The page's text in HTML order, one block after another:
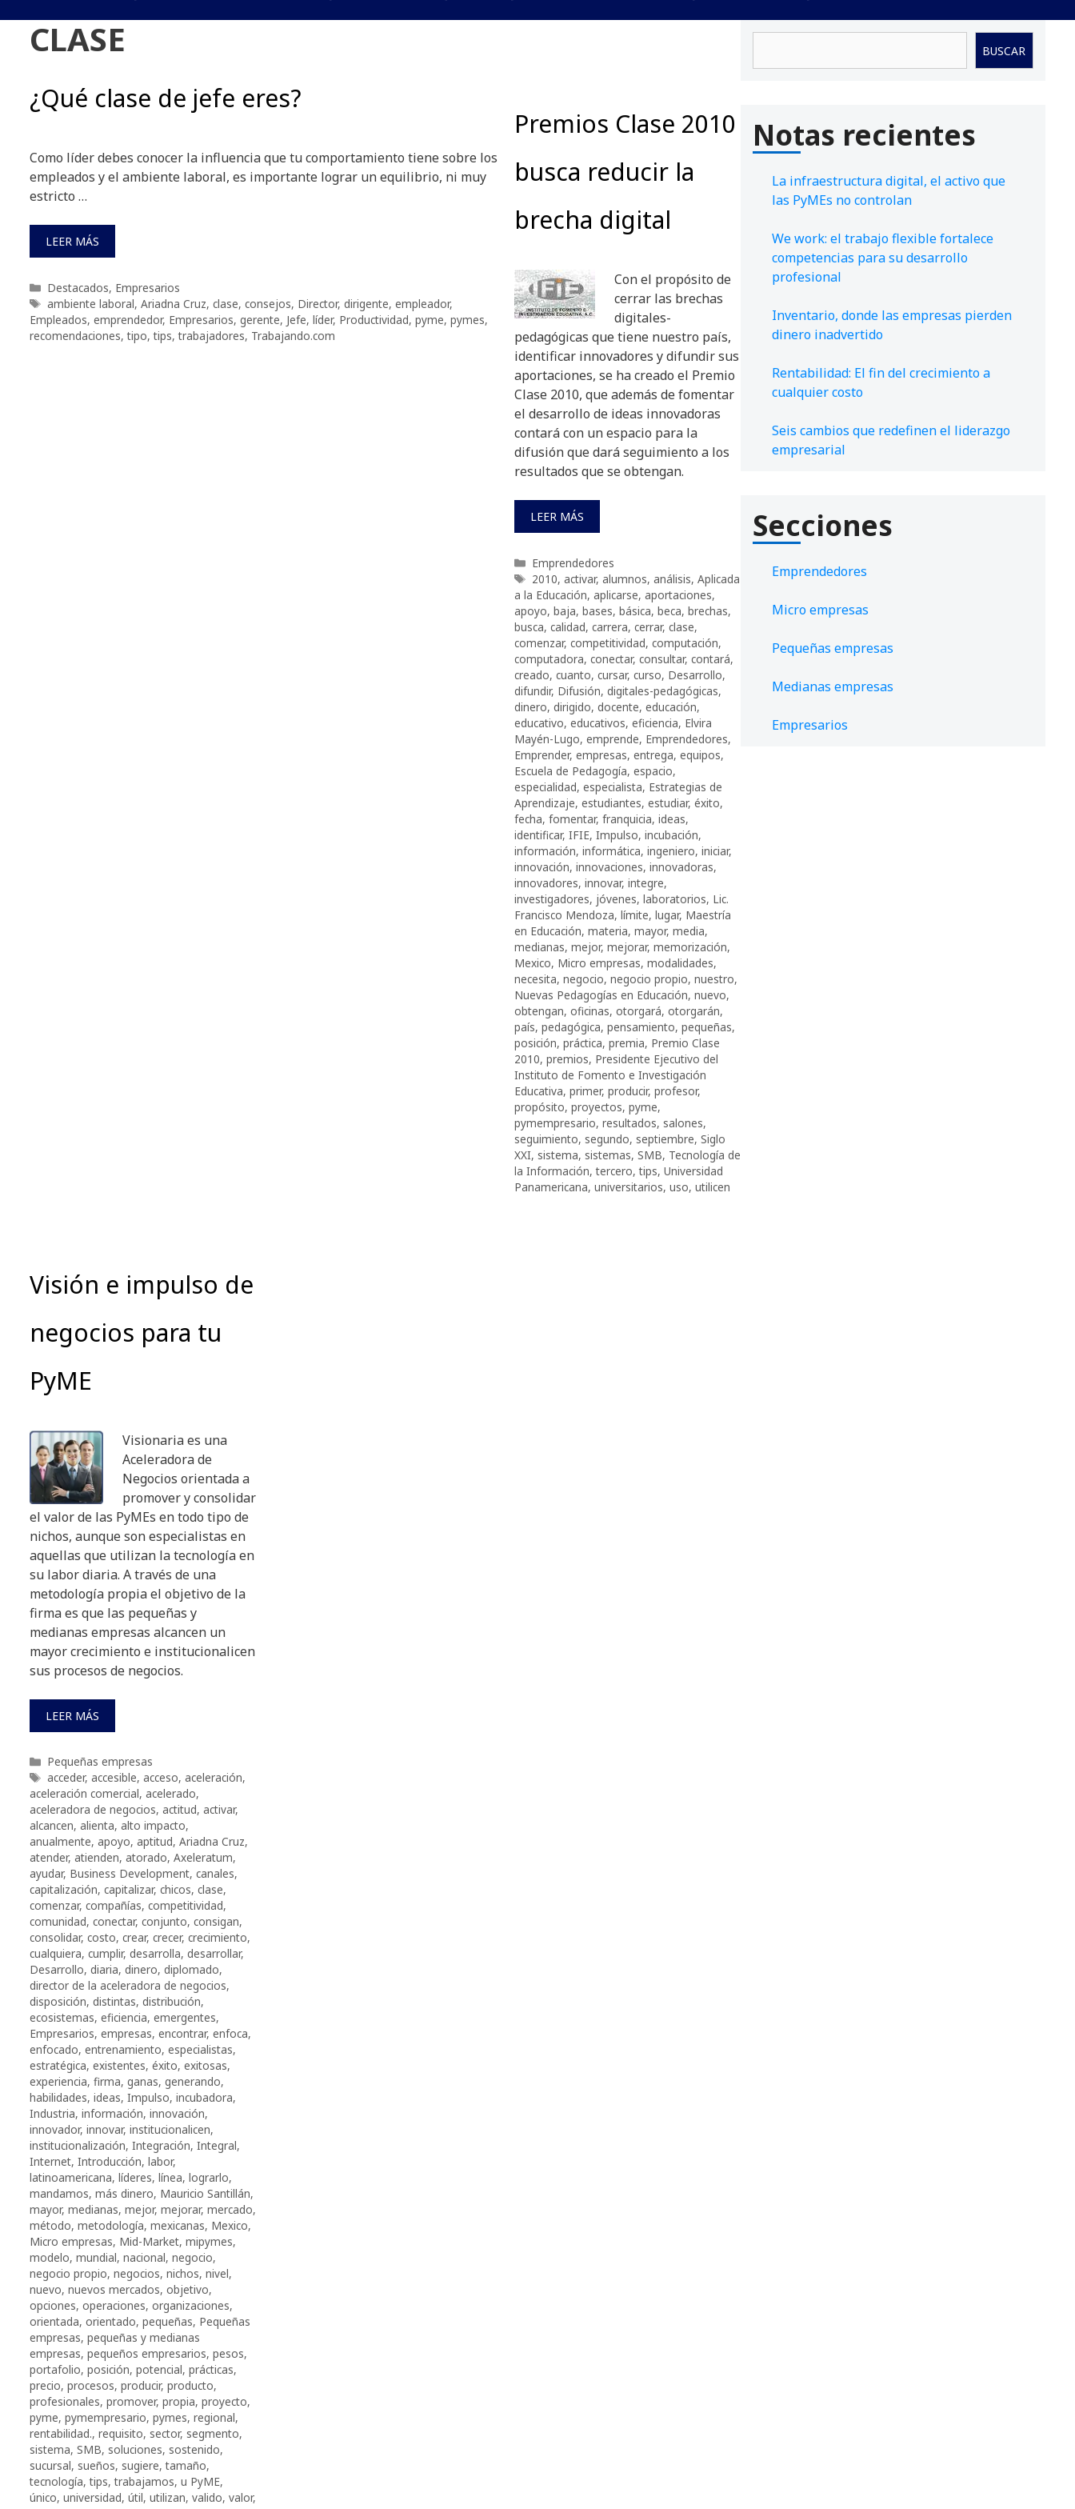
CLASE
¿Qué clase de jefe eres?
Como líder debes conocer la influencia que tu comportamiento tiene sobre los
empleados y el ambiente laboral, es importante lograr un equilibrio, ni muy
estricto …
LEER MÁS
Categorías
Destacados, Empresarios
Etiquetas
ambiente laboral, Ariadna Cruz, clase, consejos, Director, dirigente, empleador,
Empleados, emprendedor, Empresarios, gerente, Jefe, líder, Productividad, pyme, pymes,
recomendaciones,tipo,tips,trabajadores, Trabajando.com
Premios Clase 2010
busca reducir la
brecha digital
Con el propósito de
cerrar las brechas
digitales-
pedagógicas que tiene nuestro país,
identificar innovadores y difundir sus
aportaciones, se ha creado el Premio
Clase 2010, que además de fomentar
el desarrollo de ideas innovadoras
contará con un espacio para la
difusión que dará seguimiento a los
resultados que se obtengan.
LEER MÁS
Categorías
Emprendedores
Etiquetas
2010, activar, alumnos, análisis, Aplicada
a la Educación, aplicarse, aportaciones,
apoyo, baja, bases, básica, beca, brechas,
busca, calidad, carrera, cerrar, clase,
comenzar, competitividad, computación,
computadora, conectar, consultar, contará,
creado, cuanto, cursar, curso, Desarrollo,
difundir, Difusión, digitales-pedagógicas,
dinero, dirigido, docente, educación,
educativo, educativos, eficiencia, Elvira
Mayén-Lugo, emprende, Emprendedores,
Emprender, empresas, entrega, equipos,
Escuela de Pedagogía, espacio,
especialidad, especialista, Estrategias de
Aprendizaje, estudiantes, estudiar, éxito,
fecha, fomentar, franquicia, ideas,
identificar, IFIE, Impulso, incubación,
información, informática, ingeniero, iniciar,
innovación, innovaciones, innovadoras,
innovadores, innovar, integre,
investigadores, jóvenes, laboratorios, Lic.
Francisco Mendoza, límite, lugar, Maestría
en Educación, materia, mayor, media,
medianas, mejor, mejorar, memorización,
Mexico, Micro empresas, modalidades,
necesita, negocio, negocio propio, nuestro,
Nuevas Pedagogías en Educación, nuevo,
obtengan, oficinas, otorgará, otorgarán,
país, pedagógica, pensamiento, pequeñas,
posición, práctica, premia, Premio Clase
2010, premios, Presidente Ejecutivo del
Instituto de Fomento e Investigación
Educativa, primer, producir, profesor,
propósito, proyectos, pyme,
pymempresario, resultados, salones,
seguimiento, segundo, septiembre, Siglo
XXI, sistema, sistemas, SMB, Tecnología de
la Información,tercero,tips, Universidad
Panamericana, universitarios, uso, utilicen
Visión e impulso de
negocios para tu
PyME
Visionaria es una
Aceleradora de
Negocios orientada a
promover y consolidar
el valor de las PyMEs en todo tipo de
nichos, aunque son especialistas en
aquellas que utilizan la tecnología en
su labor diaria. A través de una
metodología propia el objetivo de la
firma es que las pequeñas y
medianas empresas alcancen un
mayor crecimiento e institucionalicen
sus procesos de negocios.
LEER MÁS
Categorías
Pequeñas empresas
Etiquetas
acceder, accesible, acceso, aceleración,
aceleración comercial, acelerado,
aceleradora de negocios, actitud, activar,
alcancen, alienta, alto impacto,
anualmente, apoyo, aptitud, Ariadna Cruz,
atender, atienden, atorado, Axeleratum,
ayudar, Business Development, canales,
capitalización, capitalizar, chicos, clase,
comenzar, compañías, competitividad,
comunidad, conectar, conjunto, consigan,
consolidar, costo, crear, crecer, crecimiento,
cualquiera, cumplir, desarrolla, desarrollar,
Desarrollo, diaria, dinero, diplomado,
director de la aceleradora de negocios,
disposición, distintas, distribución,
ecosistemas, eficiencia, emergentes,
Empresarios, empresas, encontrar, enfoca,
enfocado, entrenamiento, especialistas,
estratégica, existentes, éxito, exitosas,
experiencia, firma, ganas, generando,
habilidades, ideas, Impulso, incubadora,
Industria, información, innovación,
innovador, innovar, institucionalicen,
institucionalización, Integración, Integral,
Internet, Introducción, labor,
latinoamericana, líderes, línea, lograrlo,
mandamos, más dinero, Mauricio Santillán,
mayor, medianas, mejor, mejorar, mercado,
método, metodología, mexicanas, Mexico,
Micro empresas, Mid-Market, mipymes,
modelo, mundial, nacional, negocio,
negocio propio, negocios, nichos, nivel,
nuevo, nuevos mercados, objetivo,
opciones, operaciones, organizaciones,
orientada, orientado, pequeñas, Pequeñas
empresas, pequeñas y medianas
empresas, pequeños empresarios, pesos,
portafolio, posición, potencial, prácticas,
precio, procesos, producir, producto,
profesionales, promover, propia, proyecto,
pyme, pymempresario, pymes, regional,
rentabilidad., requisito, sector, segmento,
sistema, SMB, soluciones, sostenido,
sucursal, sueños, sugiere,tamaño,
tecnología,tips,trabajamos, u PyME,
único, universidad, útil, utilizan, valido, valor,
BUSCAR
Notas recientes
La infraestructura digital, el activo que
las PyMEs no controlan
We work: el trabajo flexible fortalece
competencias para su desarrollo
profesional
Inventario, donde las empresas pierden
dinero inadvertido
Rentabilidad: El fin del crecimiento a
cualquier costo
Seis cambios que redefinen el liderazgo
empresarial
Secciones
Emprendedores
Micro empresas
Pequeñas empresas
Medianas empresas
Empresarios